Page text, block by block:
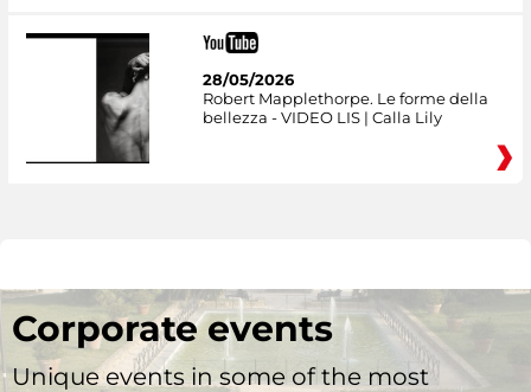
28/05/2026
Robert Mapplethorpe. Le forme della
bellezza - VIDEO LIS | Calla Lily
Corporate events
Unique events in some of the most